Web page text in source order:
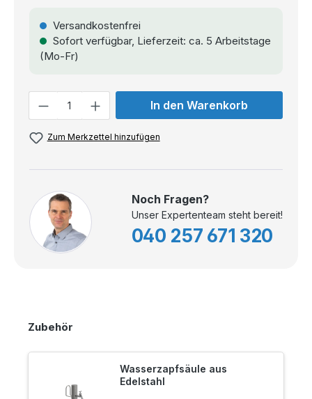
Versandkostenfrei
Sofort verfügbar, Lieferzeit: ca. 5 Arbeitstage
(Mo-Fr)
In den Warenkorb
Zum Merkzettel hinzufügen
Noch Fragen?
Unser Expertenteam steht bereit!
040 257 671 320
Zubehör
Wasserzapfsäule aus
Edelstahl